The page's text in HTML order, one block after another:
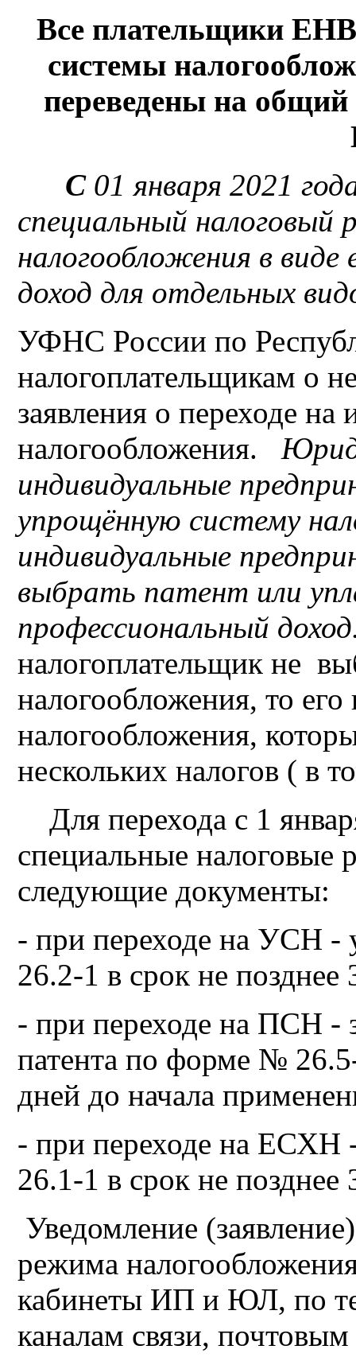
Все плательщики
системы
переведены на
С 01 января 2021
специальный
налогообложения в виде
доход для отдельных
УФНС России по
налогоплательщикам о
заявления о переходе
налогообложения.
индивидуальные
упрощённую систему
индивидуальные
выбрать патент или
профессиональный
налогоплательщик не
налогообложения, то
налогообложения,
нескольких налогов ( в
Для перехода с 1
специальные
следующие документы:
- при переходе на УСН
26.2-1 в срок не позднее
- при переходе на ПСН -
патента по форме №
дней до начала
- при переходе на
26.1-1 в срок не позднее
Уведомление
режима
кабинеты ИП и ЮЛ, по
каналам связи,